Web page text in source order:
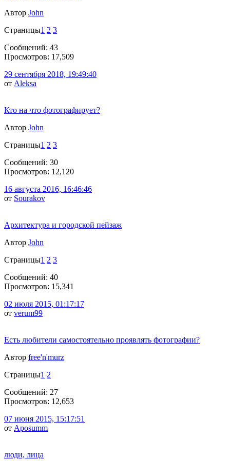
Автор John
Страницы1 2 3
Сообщений: 43
Просмотров: 17,509
29 сентября 2018, 19:49:40
от Aleksa
Кто на что фотографирует?
Автор John
Страницы1 2 3
Сообщений: 30
Просмотров: 12,120
16 августа 2016, 16:46:46
от Sourakov
Архитектура и городской пейзаж
Автор John
Страницы1 2 3
Сообщений: 40
Просмотров: 15,341
02 июля 2015, 01:17:17
от verum99
Есть любители самостоятельно проявлять фотографии?
Автор free'n'murz
Страницы1 2
Сообщений: 27
Просмотров: 12,653
07 июня 2015, 15:17:51
от Aposumm
люди, лица